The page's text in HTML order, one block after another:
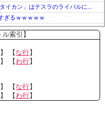
イカン」はテスラのライバルに...
ぎるｗｗｗｗｗ
索引】
】 【な行】
】 【わ行】
】 【な行】
】 【わ行】